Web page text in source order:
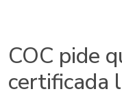
COC pide
certificada